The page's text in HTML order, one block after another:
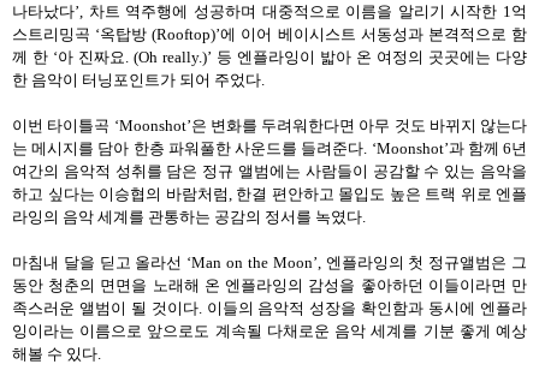
나타났다’, 차트 역주행에 성공하며 대중적으로 이름을 알리기 시작한 1 억
스트리밍곡 ‘옥탑방 (Rooftop)’에 이어 베이시스트 서동성과 본격적으로 함
께 한 ‘아 진짜요 . (Oh really.)’ 등 엔플라잉이 밟아 온 여정의 곳곳에는 다양
한 음악이 터닝포인트가 되어 주었다
이번 타이틀곡 ‘Moonshot’은 변화를 두려워한다면 아무 것도 바뀌지 않는다
는 메시지를 담아 한층 파워풀한 사운드를 들려준다 . ‘Moonshot’과 함께 6년
여간의 음악적 성취를 담은 정규 앨범에는 사람들이 공감할 수 있는 음악을
하고 싶다는 이승협의 바람처럼 한결 편안하고 몰입도 높은 트랙 위로 엔플
라잉의 음악 세계를 관통하는 공감의 정서를 녹였다
마침내 달을 딛고 올라선 ‘Man on the Moon’, 엔플라잉의 첫 정규앨범은 그
동안 청춘의 면면을 노래해 온 엔플라잉의 감성을 좋아하던 이들이라면 만
족스러운 앨범이 될 것이다. 이들의 음악적 성장을 확인함과 동시에 엔플라
잉이라는 이름으로 앞으로도 계속될 다채로운 음악 세계를 기분 좋게 예상
해볼 수 있다